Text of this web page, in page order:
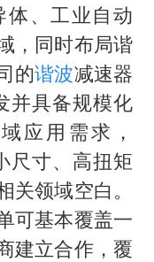
体、工业自动
，同时布局谐
的谐波减速器
并具备规模化
应用需求，
尺寸、高扭矩
领域空白。
可基本覆盖一
建立合作，覆